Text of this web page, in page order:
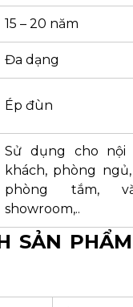
15 – 20 năm
Đa dạng
Ép đùn
Sử dụng cho nội
khách, phòng
phòng tắm,
showroom,..
SẢN